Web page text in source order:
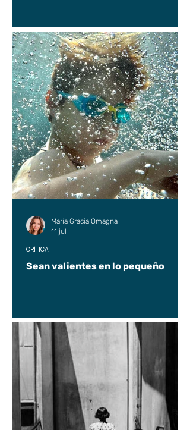
Sean valientes en lo pequeño
CRÍTICA
María Gracia Omagna
11 jul